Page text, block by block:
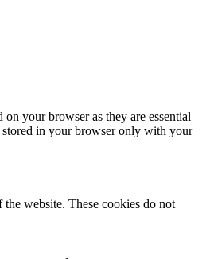
your browser as they are essential
stored in your browser only with your
website. These cookies do not